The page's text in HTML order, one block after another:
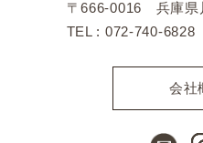
〒666-0016 兵庫県
TEL : 072-740-
会社